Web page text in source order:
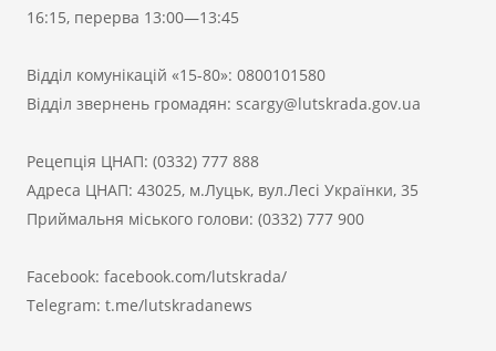
16:15, перерва 13:00—13:45
Відділ комунікацій «15-80»: 0800101580
Відділ звернень громадян: scargy@lutskrada.gov.ua
Рецепція ЦНАП: (0332) 777 888
Адреса ЦНАП: 43025, м.Луцьк, вул.Лесі Українки, 35
Приймальня міського голови: (0332) 777 900
Facebook: facebook.com/lutskrada/
Telegram: t.me/lutskradanews